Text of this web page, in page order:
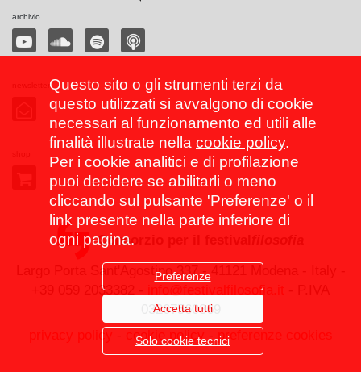
archivio
Consorzio per il festival
Largo Porta Sant'Agostino 337 - 41121 Modena - Italy -
+39 059 2033382 -info@festivalfilosofia.it
03267560369
cookie policy-preferenze cookies
Questo sito o gli strumenti terzi da
questo utilizzati si avvalgono di cookie
necessari al funzionamento ed utili alle
finalità illustrate nella cookie policy.
Per i cookie analitici e di profilazione
puoi decidere se abilitarli o meno
cliccando sul pulsante 'Preferenze' o il
link presente nella parte inferiore di
ogni pagina.
Preferenze
Accetta tutti
Solo cookie tecnici